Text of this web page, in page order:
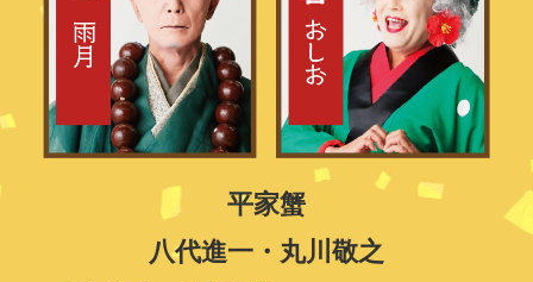
平家蟹
八代進一 ・丸川敬之